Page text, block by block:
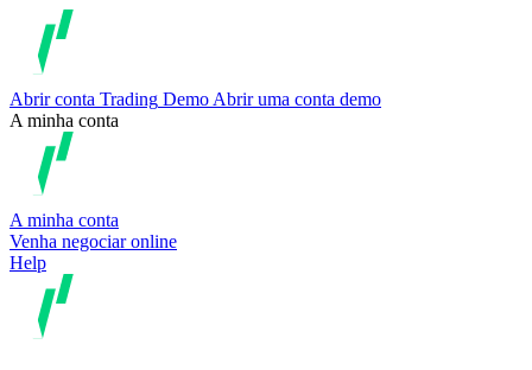
Abrir conta Trading Demo Abrir uma conta demo
A minha conta
A minha conta
Venha negociar online
Help